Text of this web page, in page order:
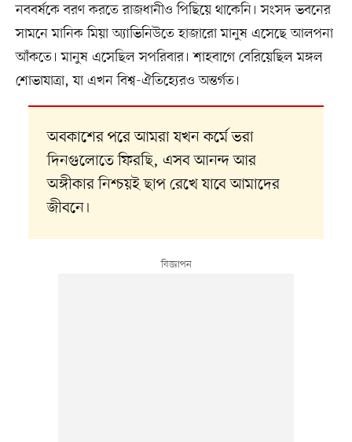
নববর্ষকে বরণ করতে রাজধানীও পিছিয়ে থাকেনি। সংসদ ভবনের
সামনে মানিক মিয়া অ্যাভিনিউতে হাজারো মানুষ এসেছে আলপনা
আঁকতে। মানুষ এসেছিল সপরিবার। শাহবাগে বেরিয়েছিল মঙ্গল
শোভাযাত্রা, যা এখন বিশ্ব-ঐতিহ্যেরও অন্তর্গত।
অবকাশের পরে আমরা যখন কর্মে ভরা
দিনগুলোতে ফিরছি, এসব আনন্দ আর
অঙ্গীকার নিশ্চয়ই ছাপ রেখে যাবে আমাদের
জীবনে।